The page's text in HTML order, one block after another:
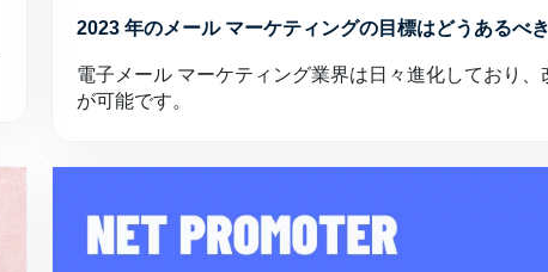
2023 年のメール マーケティングの目標はどうあるべ
電子メール マーケティング業界は日々進化しており、
が可能です。